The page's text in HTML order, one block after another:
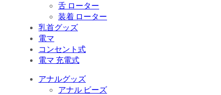
舌 ローター
装着 ローター
乳首グッズ
電マ
コンセント式
電マ 充電式
アナルグッズ
アナル ビーズ